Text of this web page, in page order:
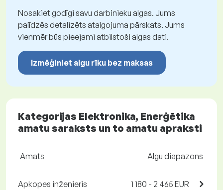
Nosakiet godīgi savu darbinieku algas. Jums
palīdzēs detalizēts atalgojuma pārskats. Jums
vienmēr būs pieejami atbilstoši algas dati.
Izmēģiniet algu rīku bez maksas
Kategorijas Elektronika, Enerģētika
amatu saraksts un to amatu apraksti
Amats Algu diapazons
Apkopes inženieris 1 180 - 2 465 EUR